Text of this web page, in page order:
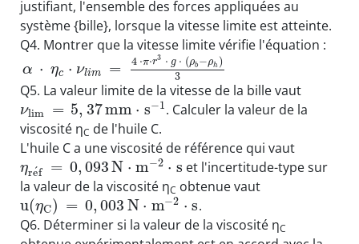
justifiant, l'ensemble des forces appliquées au
système {bille}, lorsque la vitesse limite est atteinte.
Q4. Montrer que la vitesse limite vérifie l'équation :
α ⋅ ηc ⋅ νlim = 4 ⋅π⋅r3 ⋅ g ⋅ (ρb −ρh )
3
Q5. La valeur limite de la vitesse de la bille vaut
νlim = 5, 37mm ⋅ s−1. Calculer la valeur de la
viscosité ηC de l'huile C.
L'huile C a une viscosité de référence qui vaut
ηre
´f = 0, 093N ⋅ m−2 ⋅ s et l'incertitude-type sur
la valeur de la viscosité ηC obtenue vaut
u(ηC) = 0, 003 N ⋅ m−2 ⋅ s.
Q6. Déterminer si la valeur de la viscosité ηC